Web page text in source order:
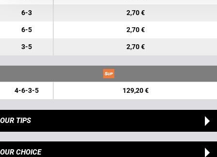
6-3 2,70 €
6-5 2,70 €
3-5 2,70 €
4-6-3-5 129,20 €
OUR TIPS
OUR CHOICE